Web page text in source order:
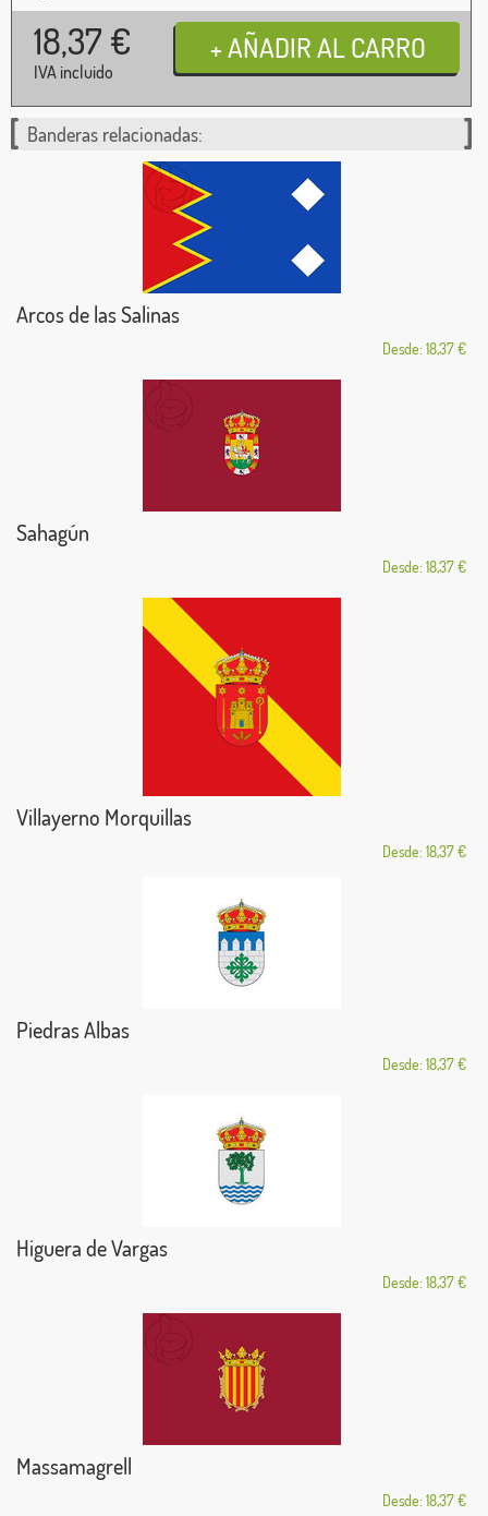
18,37 €
IVA incluido
Banderas relacionadas:
Arcos de las Salinas
Desde: 18,37 €
Sahagún
Desde: 18,37 €
Villayerno Morquillas
Desde: 18,37 €
Piedras Albas
Desde: 18,37 €
Higuera de Vargas
Desde: 18,37 €
Massamagrell
Desde: 18,37 €